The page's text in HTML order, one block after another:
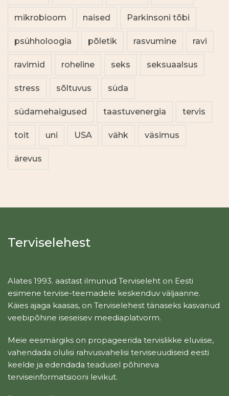
mikrobioom naised Parkinsoni tõbi
psühholoogia põletik rasvumine ravi
ravimid roheline seks seksuaalsus
stress sõltuvus süda
südamehaigused taastuvenergia tervis
toit uni USA vähk väsimus
ärevus
Terviselehest
Alates 1993. aastast ilmunud Terviseleht on Eesti
esimene tervise-teemadele keskenduv väljaanne.
Käies ajaga kaasas, on Terviselehest tänaseks kasvanud
veebipõhine iseseisev meediaplatvorm.
Meie eesmärgiks on propageerida tervislikke eluviise,
vahendada olulisi rahvusvahelisi terviseuudiseid eesti
keelde ja edendada teadusel põhineva
terviseinformatsiooni levikut.